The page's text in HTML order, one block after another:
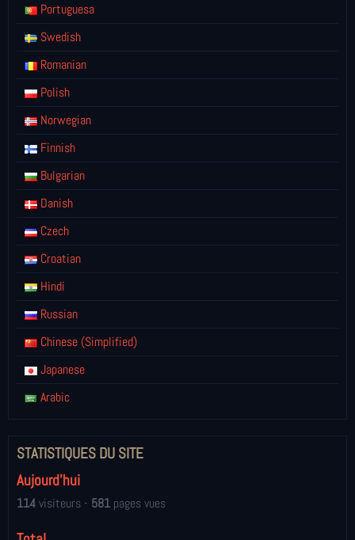
Portuguesa
Swedish
Romanian
Polish
Norwegian
Finnish
Bulgarian
Danish
Czech
Croatian
Hindi
Russian
Chinese (Simplified)
Japanese
Arabic
STATISTIQUES DU SITE
Aujourd'hui
114visiteurs - 581pages vues